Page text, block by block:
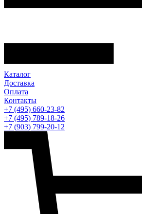
Каталог
Доставка
Оплата
Контакты
+7 (495) 660-23-82
+7 (495) 789-18-26
+7 (903) 799-20-12